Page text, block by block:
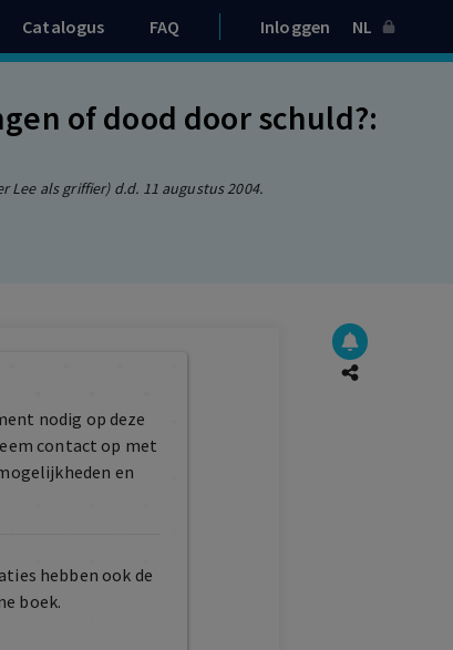
Catalogus FAQ Inloggen NL
of dood door schuld?:
Lee als griffier) d.d. 11 augustus 2004.
nodig op deze
contact op met
en
hebben ook de
boek.